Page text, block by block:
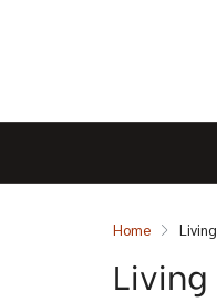
Home Living
Living